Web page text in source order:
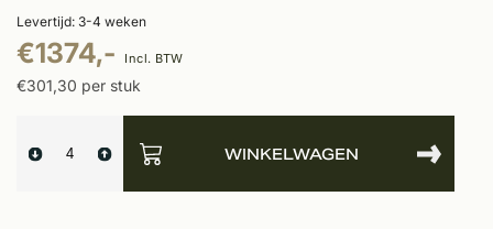
Levertijd: 3-4 weken
€1374,- Incl. BTW
€301,30 per stuk
WINKELWAGEN